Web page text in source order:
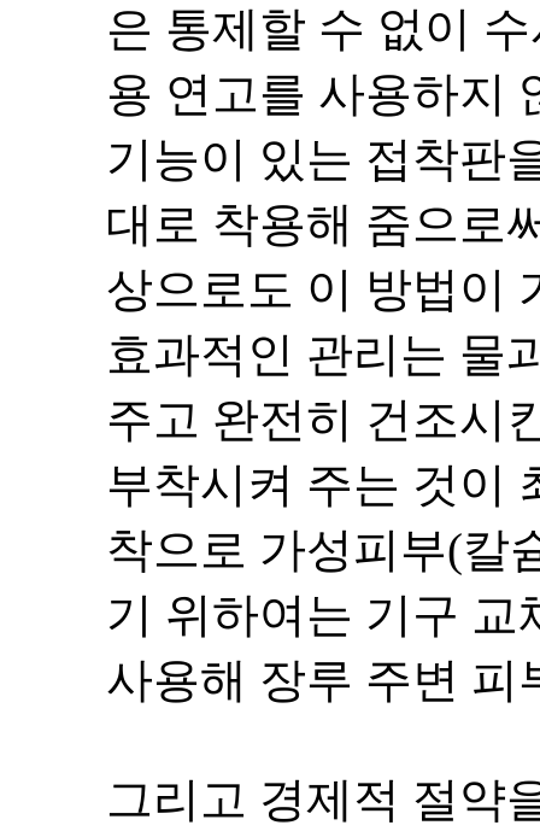
은 통제할 수 없이
용 연고를 사용하지
기능이 있는 접착판
대로 착용해 줌으로
상으로도 이 방법이
효과적인 관리는 물
주고 완전히 건조시
부착시켜 주는 것이
착으로 가성피부(칼
기 위하여는 기구
사용해 장루 주변 피
그리고 경제적 절약